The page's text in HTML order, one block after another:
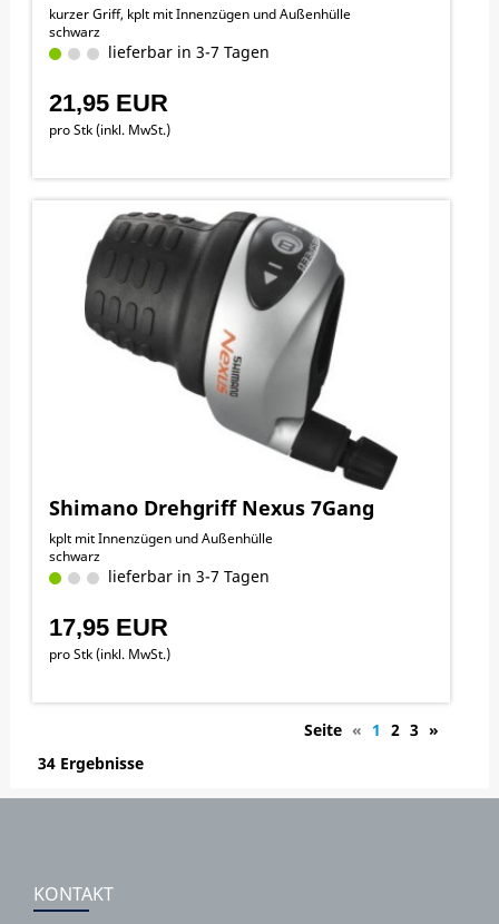
kurzer Griff, kplt mit Innenzügen und Außenhülle
schwarz
lieferbar in 3-7 Tagen
21,95 EUR
pro Stk (inkl. MwSt.)
Shimano Drehgriff Nexus 7Gang
kplt mit Innenzügen und Außenhülle
schwarz
lieferbar in 3-7 Tagen
17,95 EUR
pro Stk (inkl. MwSt.)
Seite « 1 2 3 »
34 Ergebnisse
KONTAKT